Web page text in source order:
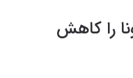
را کاهش